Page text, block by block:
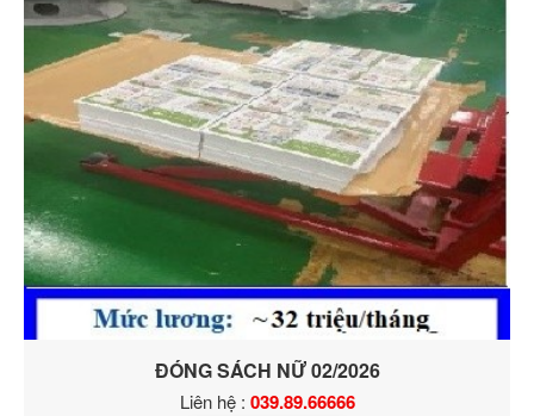
ĐÓNG SÁCH NỮ 02/2026
Liên hệ : 039.89.66666